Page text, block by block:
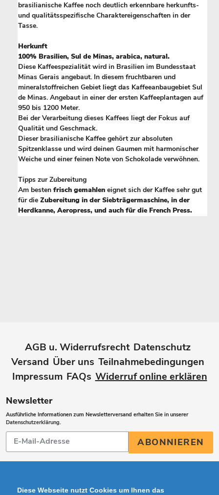
brasilianische Kaffee noch deutlich erkennbare herkunfts-
und qualitätsspezifische Charaktereigenschaften in der
Tasse.
Herkunft
100% Brasilien, Sul de Minas, arabica, natural.
Diese Kaffeespezialität wird in Brasilien im Bundesstaat
Minas Gerais angebaut. In diesem fruchtbaren und
mineralstoffreichen Gebiet liegt das Kaffeeanbaugebiet Sul
de Minas. Angebaut in einer der ersten Kaffeeplantagen auf
950 bis 1200 Meter.
Bei der Verarbeitung dieses Kaffees liegt der Fokus auf
Qualität und Geschmack.
Dieser brasilianische Kaffee gehört zur absoluten
Spitzenklasse und wird deinen Gaumen mit harmonischer
Weiche und einer feinen Note von Schokolade verwöhnen.
Tipps zur Zubereitung
Am besten frisch gemahlen eignet sich der Kaffee sehr gut
für die Zubereitung in der Siebträgermaschine, in der
Herdkanne, Aeropress, und auch für die French Press.
AGB u. Widerrufsrecht Datenschutz
Versand Über uns Teilnahmebedingungen
Impressum FAQs Widerruf online erklären
Newsletter
Ausführliche Informationen zum Newsletterversand erhalten Sie in unserer
Datenschutzerklärung.
Abonnieren
Sie
unsere
ABONNIEREN
Diese Webseite nutzt Cookies um Ihnen das